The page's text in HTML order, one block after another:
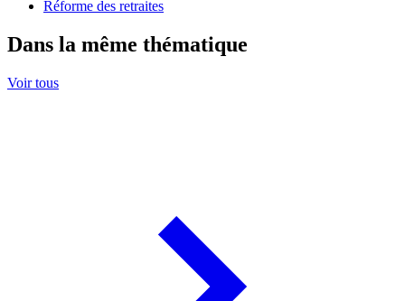
Réforme des retraites
Dans la même thématique
Voir tous